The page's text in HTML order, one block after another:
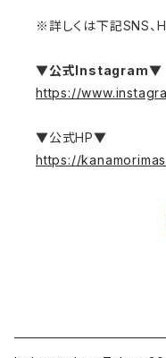
※詳しくは下記SNS、
▼公式Instagram▼
https://
▼公式HP▼
https://